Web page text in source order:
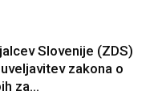
Slovenije (ZDS)
zakona o
za...